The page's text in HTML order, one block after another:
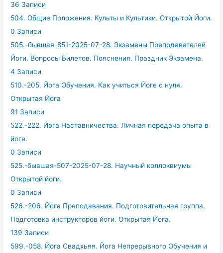
36 Записи
504. Общие Положения. Культы и Культики. Открытой Йоги.
0 Записи
505.-бывшая-851-2025-07-28. Экзамены Преподавателей
Йоги. Вопросы Билетов. Пояснения. Праздник Экзамена.
4 Записи
510.-205. Йога Обучения. Как учиться Йоге с нуля.
Открытая Йога
91 Записи
522.-222. Йога Наставничества. Личная передача опыта в
йоге.
0 Записи
525.-бывшая-507-2025-07-28. Научный коллоквиумы
Открытой йоги.
0 Записи
526.-206. Йога Преподавания. Подготовительная группа.
Подготовка инструкторов йоги. Открытая Йога.
139 Записи
599.-058. Йога Свадхьяя. Йога Непрерывного Обучения и